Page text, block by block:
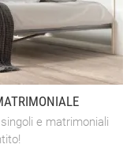
e matrimoniali